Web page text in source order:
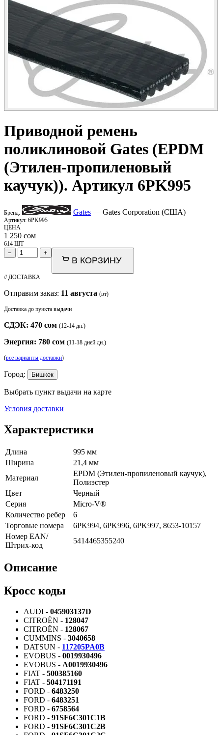
Приводной ремень
поликлиновой Gates (EPDM
(Этилен-пропиленовый
каучук)). Артикул 6PK995
Бренд: Gates — Gates Corporation (США)
Артикул: 6PK995
ЦЕНА
1 250 сом
614 ШТ
− +
В КОРЗИНУ
// ДОСТАВКА
Отправим заказ: 11 августа (вт)
Доставка до пункта выдачи
СДЭК: 470 сом (12-14 дн.)
Энергия: 780 сом (11-18 дней дн.)
(все варианты доставки)
Город: Бишкек
Выбрать пункт выдачи на карте
Условия доставки
Характеристики
Длина
995 мм
Ширина
21,4 мм
Материал
EPDM (Этилен-пропиленовый каучук),
Полиэстер
Цвет
Черный
Серия
Micro-V®
Количество ребер
6
Торговые номера
6PK994, 6PK996, 6PK997, 8653-10157
Номер EAN/
Штрих-код
5414465355240
Описание
Кросс коды
AUDI - 045903137D
CITROËN - 128047
CITROËN - 128067
CUMMINS - 3040658
DATSUN - 117205PA0B
EVOBUS - 0019930496
EVOBUS - A0019930496
FIAT - 500385160
FIAT - 504171191
FORD - 6483250
FORD - 6483251
FORD - 6758564
FORD - 91SF6C301C1B
FORD - 91SF6C301C2B